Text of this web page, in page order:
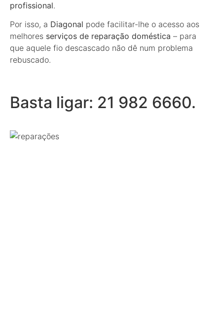
profissional.
Por isso, a Diagonal pode facilitar-lhe o acesso aos
melhores serviços de reparação doméstica – para
que aquele fio descascado não dê num problema
rebuscado.
Basta ligar: 21 982 6660.